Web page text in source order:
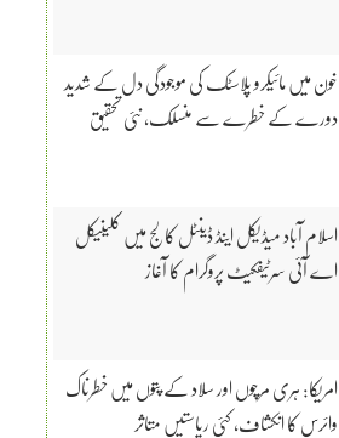
خون میں مائیکرو پلاسٹک کی موجودگی دل کے شدید
دورے کے خطرے سے منسلک، نئی تحقیق
اسلام آباد میڈیکل اینڈ ڈینٹل کالج میں کلینیکل
اے آئی سرٹیفکیٹ پروگرام کا آغاز
امریکا: ہری مرچوں اور سلاد کے پتوں میں خطرناک
وائرس کا انکشاف، کئی ریاستیں متاثر